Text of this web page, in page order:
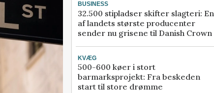
BUSINESS
32.500 stipladser skifter slagteri: En
af landets største producenter
sender nu grisene til Danish Crown
KVÆG
500-600 køer i stort
barmarksprojekt: Fra beskeden
start til store drømme